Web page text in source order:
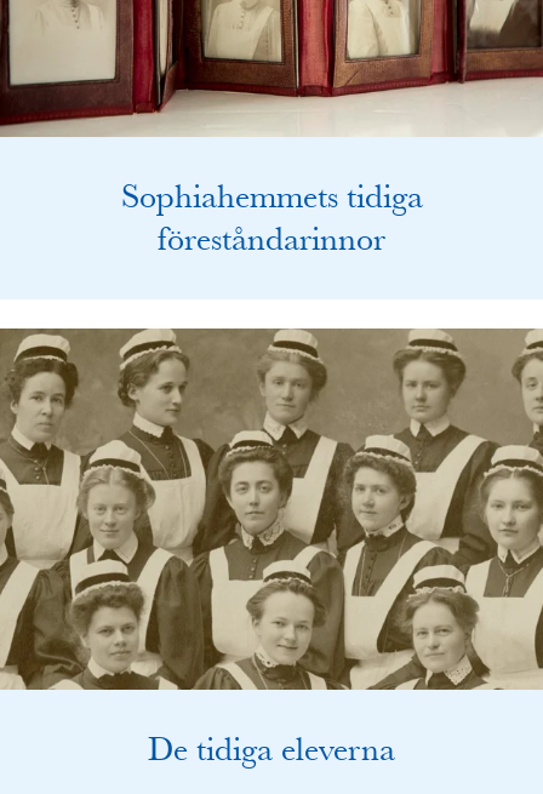
Sophiahemmets tidiga
föreståndarinnor
De tidiga eleverna